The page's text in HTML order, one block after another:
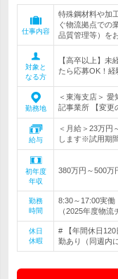
仕事内容
特殊鋼材料や加
ぐ物流拠点での
品質管理等）を
対象と
なる方
【高卒以上】未
たら応募OK！
勤務地
＜東海支店＞
記事業所 【変更
給与
＜月給＞23万円
します※試用期
初年度
年収
380万円～500万
勤務
時間
8:30～17:00実
（2025年度物流
休日
休暇
# 【年間休日
勤あり（同週内